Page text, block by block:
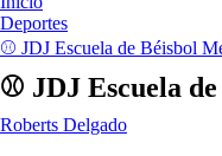
Deportes
⚾ JDJ Escuela de Béisbol
⚾ JDJ Escuela
Roberts Delgado